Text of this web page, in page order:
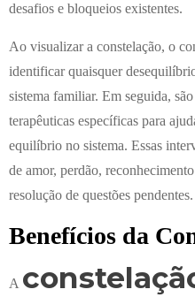
desafios e bloqueios existentes.
Ao visualizar a constelação, o
identificar quaisquer
sistema familiar. Em seguida,
terapêuticas específicas para
equilíbrio no sistema. Essas
de amor, perdão,
resolução de questões pendentes.
Benefícios da
A